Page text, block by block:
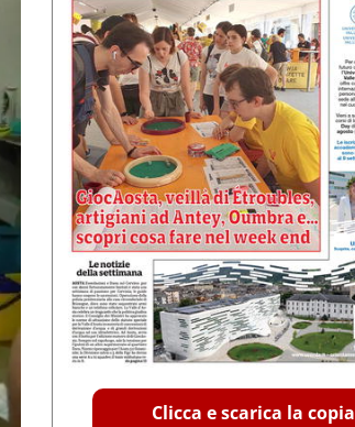
Clicca e scarica la copia